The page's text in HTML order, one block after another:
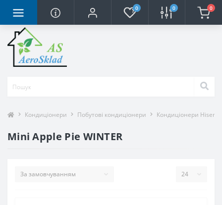
0 0 0
Кондиціонери Побутові кондиціонери Кондиціонери Hisense
Mini Apple Pie WINTER